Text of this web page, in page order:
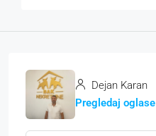
Dejan Karan
Pregledaj oglase